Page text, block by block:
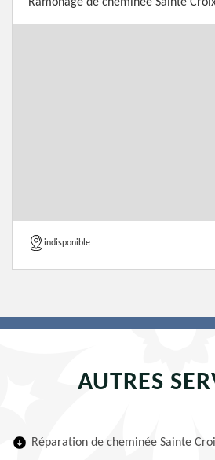
indisponible
AUTRES
Réparation de cheminée Sainte